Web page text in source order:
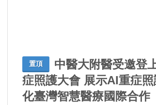
置頂
中醫大附醫受邀登
症照護大會 展示AI重症
化臺灣智慧醫療國際合作